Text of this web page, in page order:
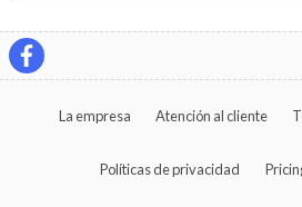
La empresa Atención al cliente
Políticas de privacidad